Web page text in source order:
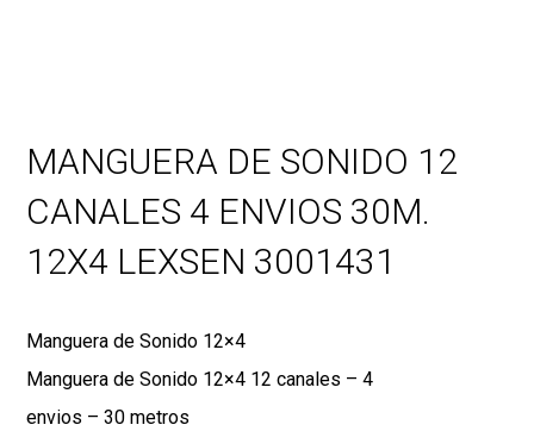
MANGUERA DE SONIDO 12
CANALES 4 ENVIOS 30M.
12X4 LEXSEN 3001431
Manguera de Sonido 12×4
Manguera de Sonido 12×4 12 canales – 4
envios – 30 metros